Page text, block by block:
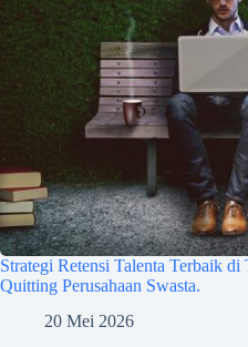
Strategi Retensi Talenta Terbaik di
Quitting Perusahaan Swasta.
20 Mei 2026